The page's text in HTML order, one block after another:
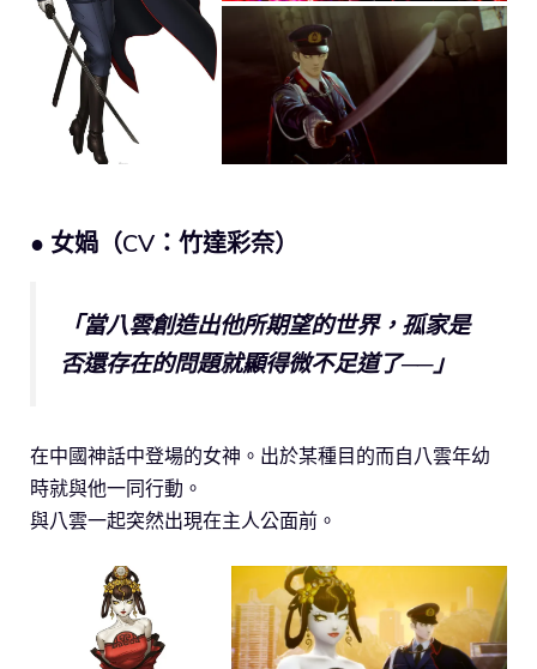
● 女媧（CV：竹達彩奈）
「當八雲創造出他所期望的世界，孤家是
否還存在的問題就顯得微不足道了──」
在中國神話中登場的女神。出於某種目的而自八雲年幼
時就與他一同行動。
與八雲一起突然出現在主人公面前。